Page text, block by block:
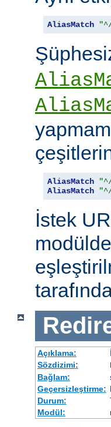
AliasMatch
AliasMatch
AliasMatch
İstek
Açıklama:
Sözdizimi:
Bağlam:
Geçersizleştirme:
Durum:
Modül: